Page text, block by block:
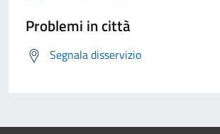
Problemi in città
Segnala disservizio